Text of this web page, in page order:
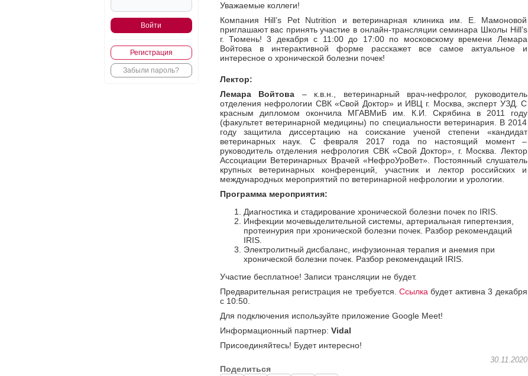
Регистрация
Забыли пароль?
Уважаемые коллеги!
Компания Hill’s Pet Nutrition и ветеринарная клиника им. Е. Мамоновой
приглашают вас принять участие в онлайн-трансляции семинара Школы Hill’s
г. Тюмень! 3 декабря с 11:00 до 17:00 по московскому времени Лемара
Войтова в интерактивной форме расскажет все самое актуальное и
интересное о хронической болезни почек!
Лектор:
Лемара Войтова – к.в.н., ветеринарный врач-нефролог, руководитель
отделения нефрологии СВК «Свой Доктор» и ИВЦ г. Москва, эксперт УЗД. С
красным дипломом окончила МГАВМиБ им. К.И. Скрябина в 2011 году
(факультет ветеринарной медицины) по специальности ветеринария. В 2014
году защитила диссертацию на соискание ученой степени «кандидат
ветеринарных наук. С февраля 2017 года по настоящий момент –
руководитель отделения нефрология СВК «Свой Доктор», г. Москва. Лектор
Ассоциации Ветеринарных Врачей «НефроУроВет». Постоянный слушатель
крупных ветеринарных конференций, участник и лектор российских и
международных мероприятий по ветеринарной нефрологии и урологии.
Программа мероприятия:
Диагностика и стадирование хронической болезни почек по IRIS.
Инфекции мочевыделительной системы, артериальная гипертензия,
протеинурия при хронической болезни почек. Разбор рекомендаций
IRIS.
Электролитный дисбаланс, инфузионная терапия и анемия при
хронической болезни почек. Разбор рекомендаций IRIS.
Участие бесплатное! Записи трансляции не будет.
Предварительная регистрация не требуется. Ссылка будет активна 3 декабря
с 10:50.
Для подключения используйте приложение Google Meet!
Информационный партнер: Vidal
Присоединяйтесь! Будет интересно!
30.11.2020
Поделиться